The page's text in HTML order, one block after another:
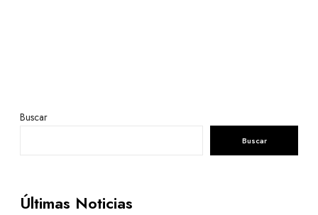
Buscar
Buscar
Últimas Noticias